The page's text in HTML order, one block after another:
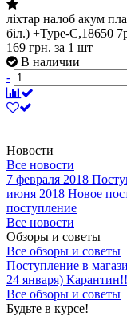
ліхтар налоб акум
біл.) +Type-C,18650
169 грн. за 1 шт
В наличии
-
Новости
Все новости
7 февраля 2018
июня 2018 Новое
поступление
Все новости
Обзоры и советы
Все обзоры и советы
Поступление в
24 января)
Все обзоры и советы
Будьте в курсе!